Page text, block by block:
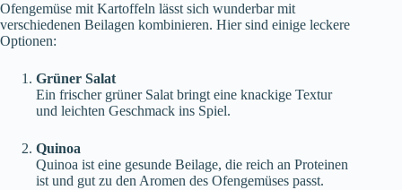
Ofengemüse mit Kartoffeln lässt sich wunderbar mit
verschiedenen Beilagen kombinieren. Hier sind einige leckere
Optionen:
Grüner Salat
Ein frischer grüner Salat bringt eine knackige Textur
und leichten Geschmack ins Spiel.
Quinoa
Quinoa ist eine gesunde Beilage, die reich an Proteinen
ist und gut zu den Aromen des Ofengemüses passt.